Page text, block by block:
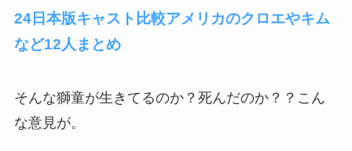
24日本版キャスト比較アメリカのクロエやキム
など12人まとめ
そんな獅童が生きてるのか？死んだのか？？こん
な意見が。